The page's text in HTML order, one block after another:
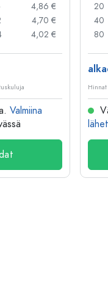
4,86 €
4,70 €
4,02 €
Valmiina
20
40
80